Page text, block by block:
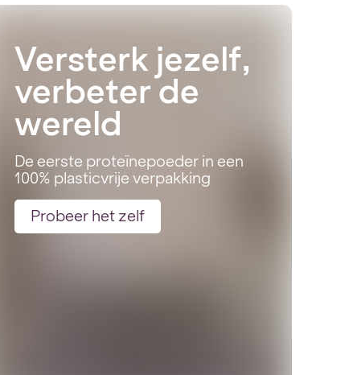
Versterk jezelf,
verbeter de
wereld
De eerste proteïnepoeder in een
100% plasticvrije verpakking
Probeer het zelf